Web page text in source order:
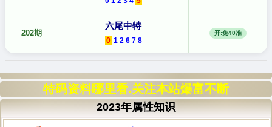
特码资料哪里看.关注本站爆富不断
2023年属性知识